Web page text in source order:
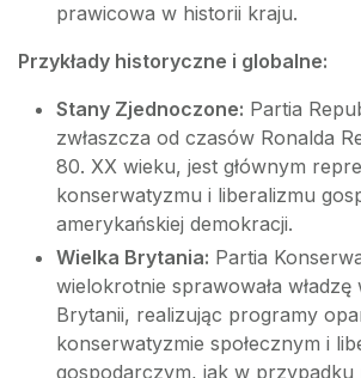
prawicowa w historii kraju.
Przykłady historyczne i globalne:
Stany Zjednoczone: Partia
zwłaszcza od czasów Ronalda
80. XX wieku, jest głównym
konserwatyzmu i liberalizmu
amerykańskiej demokracji.
Wielka Brytania: Partia
wielokrotnie sprawowała władzę
Brytanii, realizując programy
konserwatyzmie społecznym i
gospodarczym, jak w